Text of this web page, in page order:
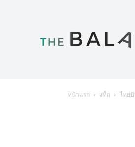
หน้าแรก แท็ก ไทย